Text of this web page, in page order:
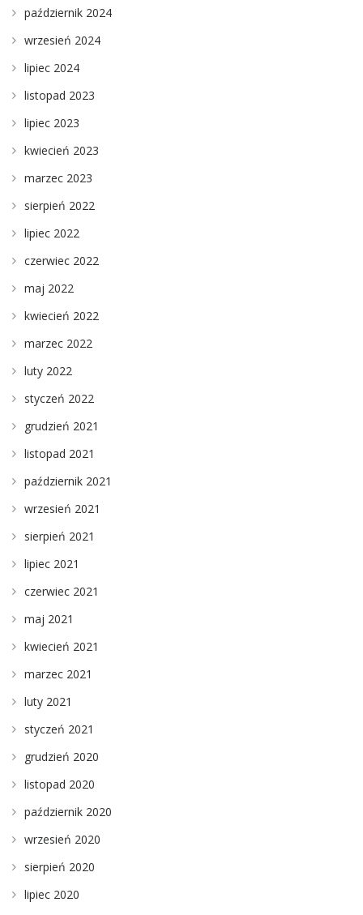
październik 2024
wrzesień 2024
lipiec 2024
listopad 2023
lipiec 2023
kwiecień 2023
marzec 2023
sierpień 2022
lipiec 2022
czerwiec 2022
maj 2022
kwiecień 2022
marzec 2022
luty 2022
styczeń 2022
grudzień 2021
listopad 2021
październik 2021
wrzesień 2021
sierpień 2021
lipiec 2021
czerwiec 2021
maj 2021
kwiecień 2021
marzec 2021
luty 2021
styczeń 2021
grudzień 2020
listopad 2020
październik 2020
wrzesień 2020
sierpień 2020
lipiec 2020